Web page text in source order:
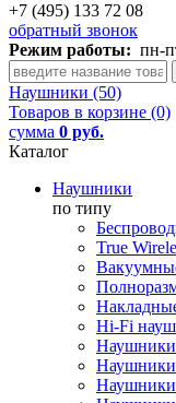
+7 (495) 133 72 08
обратный звонок
Режим работы: пн-
Наушники (50)
Товаров в корзине (0)
сумма 0 руб.
Каталог
Наушники
по типу
True
Hi-Fi